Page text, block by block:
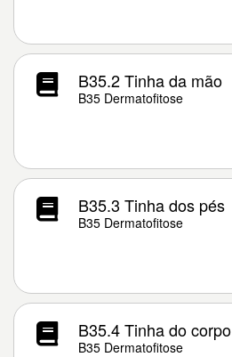
B35.2 Tinha da mão
B35 Dermatofitose
B35.3 Tinha dos pés
B35 Dermatofitose
B35.4 Tinha do corpo
B35 Dermatofitose